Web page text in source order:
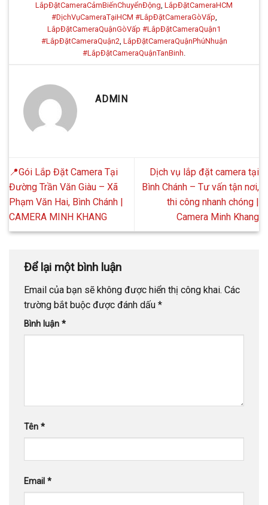
LắpĐặtCameraCảmBiếnChuyểnĐộng, LắpĐặtCameraHCM
#DịchVụCameraTạiHCM #LắpĐặtCameraGòVấp,
LắpĐặtCameraQuậnGòVấp #LắpĐặtCameraQuận1
#LắpĐặtCameraQuận2, LắpĐặtCameraQuậnPhúNhuận
#LắpĐặtCameraQuậnTanBinh.
ADMIN
📍Gói Lắp Đặt Camera Tại
Đường Trần Văn Giàu – Xã
Phạm Văn Hai, Bình Chánh |
CAMERA MINH KHANG
Dịch vụ lắp đặt camera tại
Bình Chánh – Tư vấn tận nơi,
thi công nhanh chóng |
Camera Minh Khang
Để lại một bình luận
Email của bạn sẽ không được hiển thị công khai. Các
trường bắt buộc được đánh dấu *
Bình luận *
Tên *
Email *